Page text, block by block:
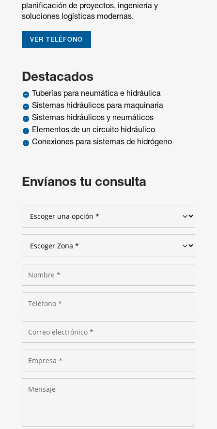
planificación de proyectos, ingeniería y
soluciones logísticas modernas.
VER TELÉFONO
Destacados

Tuberías para neumática e hidráulica
 Sistemas hidráulicos para maquinaria
 Sistemas hidráulicos y neumáticos
 Elementos de un circuito hidráulico
 Conexiones para sistemas de hidrógeno
Envíanos tu consulta